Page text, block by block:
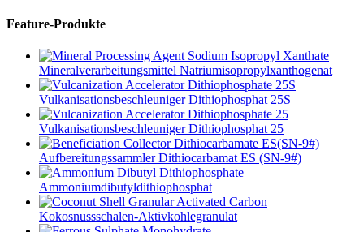
Feature-Produkte
Mineralverarbeitungsmittel Natriumisopropylxanthogenat
Vulkanisationsbeschleuniger Dithiophosphat 25S
Vulkanisationsbeschleuniger Dithiophosphat 25
Aufbereitungssammler Dithiocarbamat ES (SN-9#)
Ammoniumdibutyldithiophosphat
Kokosnussschalen-Aktivkohlegranulat